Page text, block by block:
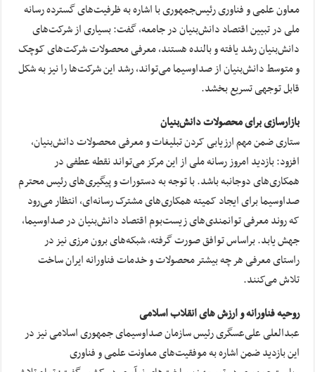
معاون علمی و فناوری رئیس‌جمهوری با اشاره به ظرفیت‌های گسترده رسانه
ملی در تبیین اقتصاد دانش‌بنیان در جامعه، گفت: بسیاری از شرکت‌های
دانش‌بنیان رشد یافته و بالنده هستند، معرفی محصولات شرکت‌های کوچک
و متوسط دانش‌بنیان از صداوسیما می‌تواند، رشد این شرکت‌ها را نیز به شکل
قابل توجهی تسریع بخشد.
بازارسازی برای محصولات دانش‌بنیان
ستاری ضمن مهم ارزیابی کردن تبلیغات و معرفی محصولات دانش‌بنیان،
افزود: بازدید امروز رسانه ملی از این مرکز می‌تواند نقطه عطفی در
همکاری‌های دوجانبه باشد. با توجه به دستورات و پیگیری‌های رئیس محترم
صداوسیما برای ایجاد کمیته همکاری‌های مشترک رسانه‌ای، انتظار می‌رود
که روند معرفی توانمندی‌های زیست‌بوم اقتصاد دانش‌بنیان در صداوسیما،
جهش یابد. بر‌اساس توافق صورت گرفته، شبکه‌های برون مرزی نیز در
راستای معرفی هر چه بیشتر محصولات و خدمات فناورانه ایران ساخت
تلاش می‌کنند.
روحیه فناورانه و ارزش های انقلاب اسلامی
عبدالعلی علی‌عسگری رئیس سازمان صداوسیمای جمهوری اسلامی نیز در
این بازدید ضمن اشاره به موفقیت‌های معاونت علمی و فناوری